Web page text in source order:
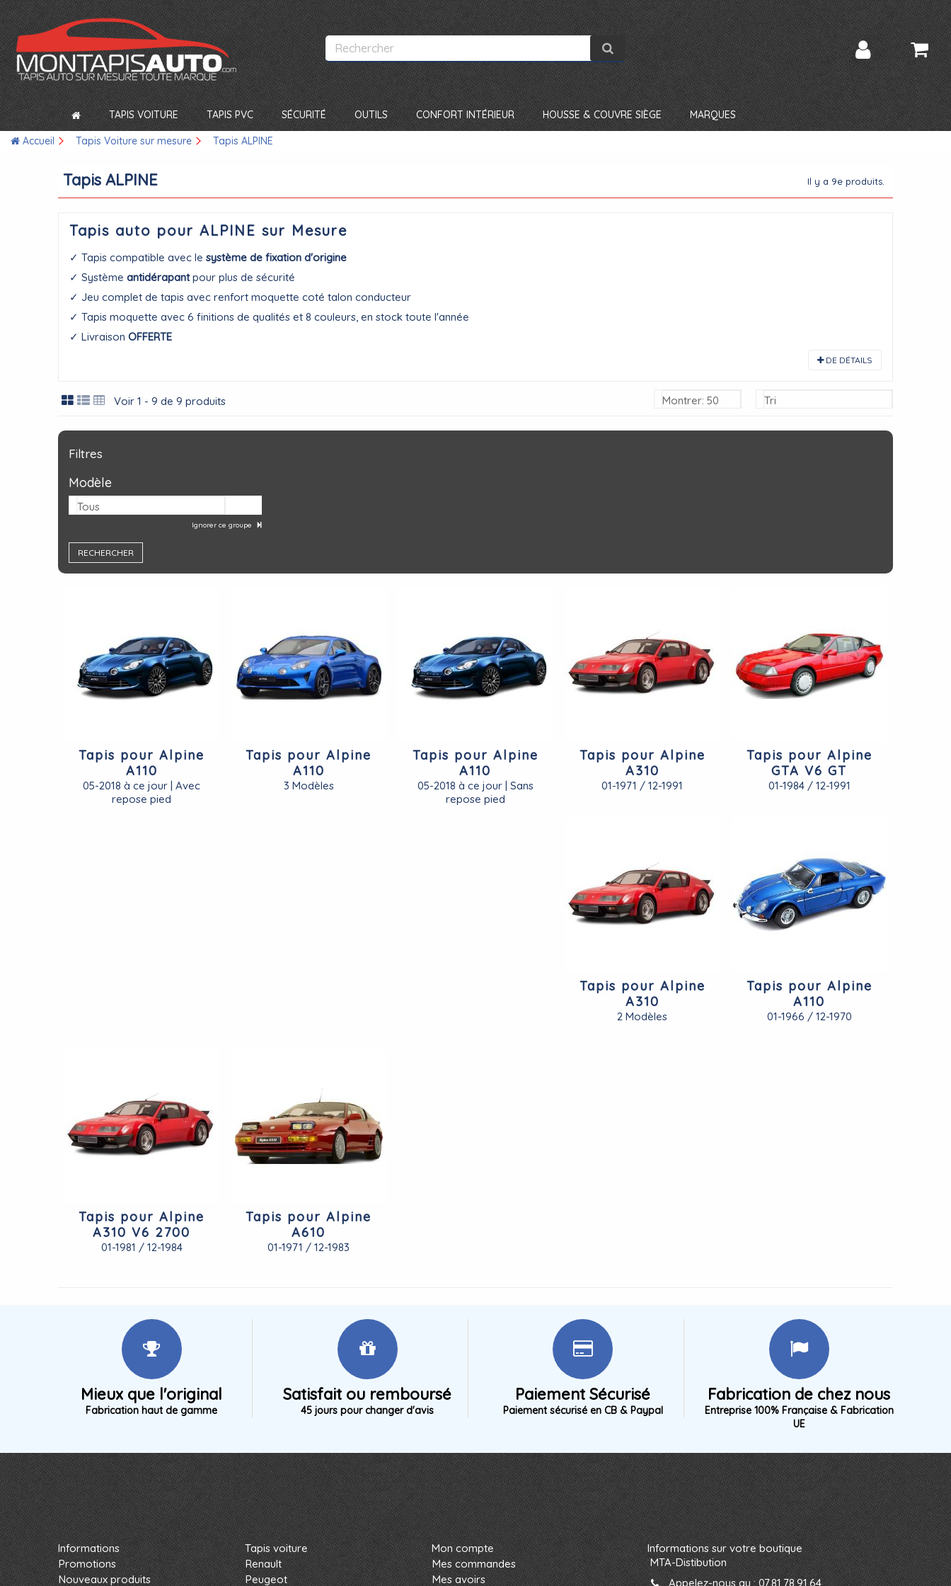
TAPIS VOITURE TAPIS PVC SÉCURITÉ OUTILS CONFORT INTÉRIEUR HOUSSE & COUVRE SIÈGE MARQUES
Accueil Tapis Voiture sur mesure Tapis ALPINE
Tapis ALPINE Il y a 9e produits.
Tapis auto pour ALPINE sur Mesure
✓ Tapis compatible avec lesystème de fixation d'origine
✓ Systèmeantidérapantpour plus de sécurité
✓ Jeu complet de tapis avec renfort moquette coté talon conducteur
✓ Tapis moquette avec 6 finitions de qualités et 8 couleurs, en stock toute l'année
✓ LivraisonOFFERTE
DE DÉTAILS
Voir 1 - 9 de 9 produits Tri
Montrer: 50
Filtres
Modèle
Tous
Ignorer ce groupe
Tapis pour Alpine
A110
05-2018 à ce jour | Avec
repose pied
Tapis pour Alpine
A110
3 Modèles
Tapis pour Alpine
A110
05-2018 à ce jour | Sans
repose pied
Tapis pour Alpine
A310
01-1971 / 12-1991
Tapis pour Alpine
GTA V6 GT
01-1984 / 12-1991
Tapis pour Alpine
A310
2 Modèles
Tapis pour Alpine
A110
01-1966 / 12-1970
Tapis pour Alpine
A310 V6 2700
01-1981 / 12-1984
Tapis pour Alpine
A610
01-1971 / 12-1983
Mieux que l'original
Fabrication haut de gamme
Satisfait ou remboursé
45 jours pour changer d'avis
Paiement Sécurisé
Paiement sécurisé en CB & Paypal
Fabrication de chez nous
Entreprise 100% Française & Fabrication
UE
Informations
Promotions
Nouveaux produits
Tapis voiture
Renault
Peugeot
Mon compte
Mes commandes
Mes avoirs
Informations sur votre boutique
MTA-Distibution
Appelez-nous au : 07.81.78.91.64